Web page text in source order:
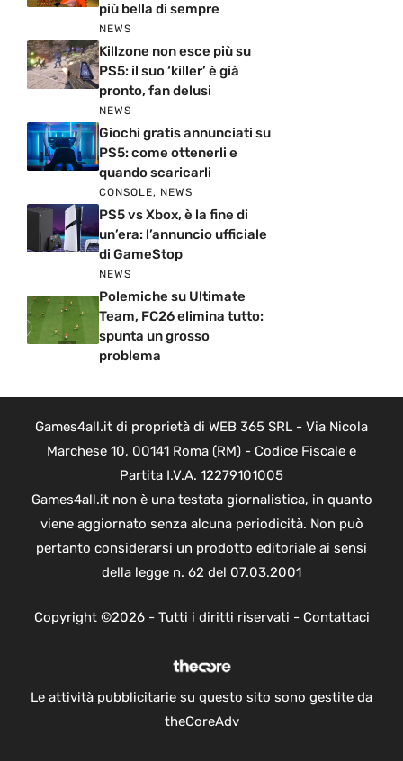
più bella di sempre
NEWS
Killzone non esce più su
PS5: il suo ‘killer’ è già
pronto, fan delusi
NEWS
Giochi gratis annunciati su
PS5: come ottenerli e
quando scaricarli
CONSOLE, NEWS
PS5 vs Xbox, è la fine di
un’era: l’annuncio ufficiale
di GameStop
NEWS
Polemiche su Ultimate
Team, FC26 elimina tutto:
spunta un grosso
problema
Games4all.it di proprietà di WEB 365 SRL - Via Nicola
Marchese 10, 00141 Roma (RM) - Codice Fiscale e
Partita I.V.A. 12279101005
Games4all.it non è una testata giornalistica, in quanto
viene aggiornato senza alcuna periodicità. Non può
pertanto considerarsi un prodotto editoriale ai sensi
della legge n. 62 del 07.03.2001
Copyright ©2026 - Tutti i diritti riservati - Contattaci
Le attività pubblicitarie su questo sito sono gestite da
theCoreAdv